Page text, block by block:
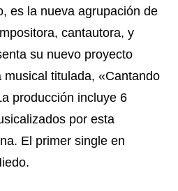
es la nueva agrupación de
cantautora, y
su nuevo proyecto
titulada, «Cantando
producción incluye 6
por esta
El primer single en